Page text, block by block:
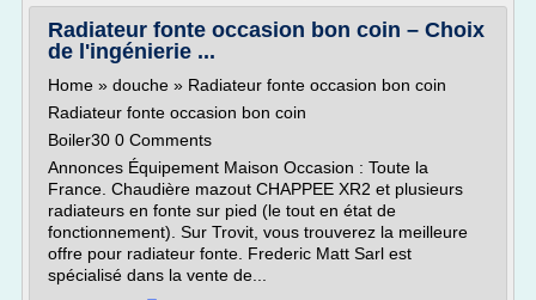
Radiateur fonte occasion bon coin – Choix
de l'ingénierie ...
Home » douche » Radiateur fonte occasion bon coin
Radiateur fonte occasion bon coin
Boiler30 0 Comments
Annonces Équipement Maison Occasion : Toute la
France. Chaudière mazout CHAPPEE XR2 et plusieurs
radiateurs en fonte sur pied (le tout en état de
fonctionnement). Sur Trovit, vous trouverez la meilleure
offre pour radiateur fonte. Frederic Matt Sarl est
spécialisé dans la vente de...